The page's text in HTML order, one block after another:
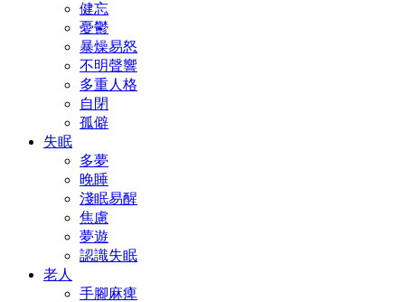
健忘
憂鬱
暴燥易怒
不明聲響
多重人格
自閉
孤僻
失眠
多夢
晚睡
淺眠易醒
焦慮
夢遊
認識失眠
老人
手腳麻痺